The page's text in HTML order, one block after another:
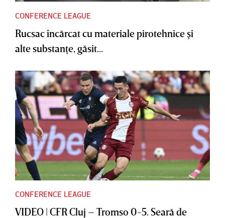
CONFERENCE LEAGUE
Rucsac încărcat cu materiale pirotehnice şi
alte substanţe, găsit...
CONFERENCE LEAGUE
VIDEO | CFR Cluj – Tromso 0-5. Seară de